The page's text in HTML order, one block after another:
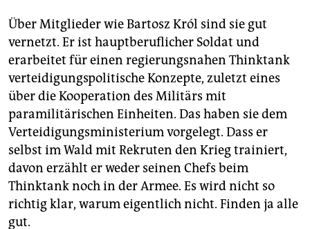
Über Mitglieder wie Bartosz Król sind sie gut
vernetzt. Er ist hauptberuflicher Soldat und
erarbeitet für einen regierungsnahen Thinktank
verteidigungspolitische Konzepte, zuletzt eines
über die Kooperation des Militärs mit
paramilitärischen Einheiten. Das haben sie dem
Verteidigungsministerium vorgelegt. Dass er
selbst im Wald mit Rekruten den Krieg trainiert,
davon erzählt er weder seinen Chefs beim
Thinktank noch in der Armee. Es wird nicht so
richtig klar, warum eigentlich nicht. Finden ja alle
gut.